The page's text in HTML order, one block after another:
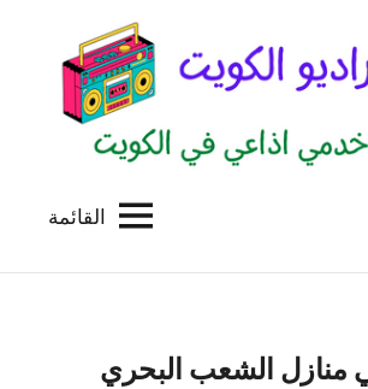
القائمة
منازل الشعب البحري